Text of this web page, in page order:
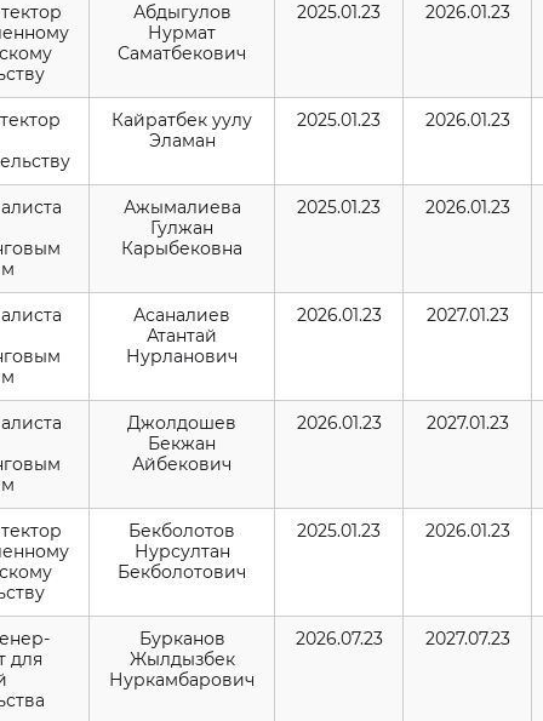
Абдыгулов
Нурмат
Саматбекович
2025.01.23 2026.01.23
Кайратбек уулу
Эламан
2025.01.23 2026.01.23
Ажымалиева
Гулжан
Карыбековна
2025.01.23 2026.01.23
Асаналиев
Атантай
Нурланович
2026.01.23 2027.01.23
Джолдошев
Бекжан
Айбекович
2026.01.23 2027.01.23
Бекболотов
Нурсултан
Бекболотович
2025.01.23 2026.01.23
для
Бурканов
Жылдызбек
Нуркамбарович
2026.07.23 2027.07.23